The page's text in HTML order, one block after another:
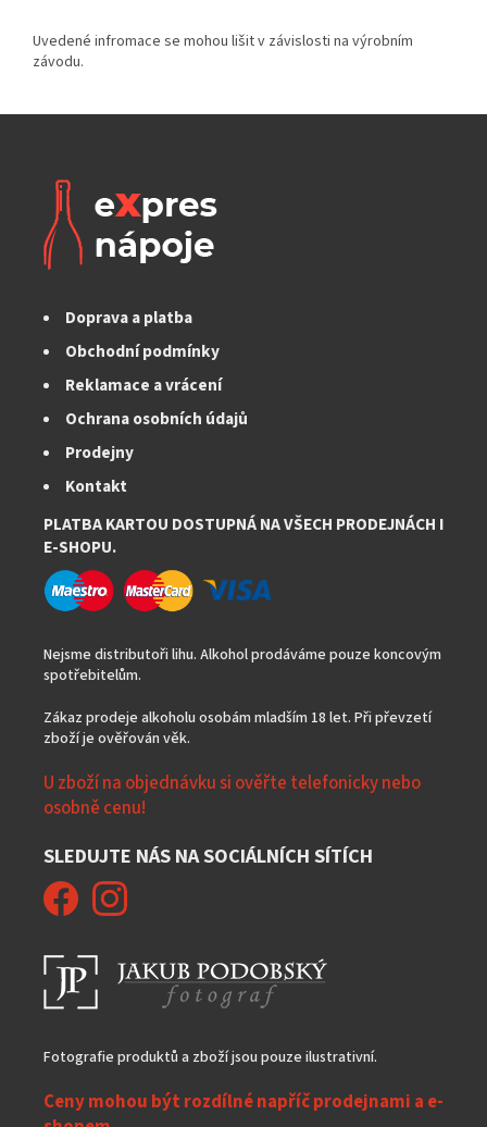
Doprava a platba
Obchodní podmínky
Reklamace a vrácení
Ochrana osobních údajů
Prodejny
Kontakt
PLATBA KARTOU DOSTUPNÁ NA VŠECH PRODEJNÁCH I
E-SHOPU.
Nejsme distributoři lihu. Alkohol prodáváme pouze koncovým
spotřebitelům.
Zákaz prodeje alkoholu osobám mladším 18 let. Při převzetí
zboží je ověřován věk.
U zboží na objednávku si ověřte telefonicky nebo
osobně cenu!
SLEDUJTE NÁS NA SOCIÁLNÍCH SÍTÍCH
Fotografie produktů a zboží jsou pouze ilustrativní.
Ceny mohou být rozdílné napříč prodejnami a e-